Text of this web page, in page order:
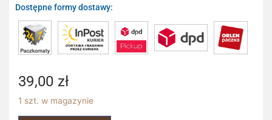
Dostępne formy dostawy:
39,00 zł
1 szt. w magazynie